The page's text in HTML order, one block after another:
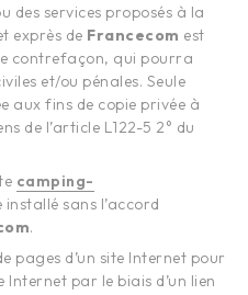
des services proposés à la
exprès de Francecom est
contrefaçon, qui pourra
et/ou pénales. Seule
aux fins de copie privée à
de l’article L122-5 2° du
camping-
installé sans l’accord
.
pages d’un site Internet pour
par le biais d’un lien